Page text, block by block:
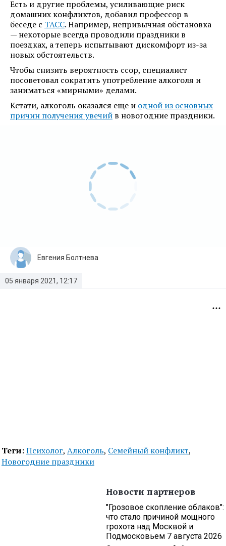
Есть и другие проблемы, усиливающие риск
домашних конфликтов, добавил профессор в
беседе с ТАСС. Например, непривычная обстановка
— некоторые всегда проводили праздники в
поездках, а теперь испытывают дискомфорт из-за
новых обстоятельств.
Чтобы снизить вероятность ссор, специалист
посоветовал сократить употребление алкоголя и
заниматься «мирными» делами.
Кстати, алкоголь оказался еще и одной из основных
причин получения увечий в новогодние праздники.
05 января 2021, 12:17
Евгения Болтнева
Теги:Психолог, Алкоголь, Семейный конфликт,
Новогодние праздники
Новости партнеров
"Грозовое скопление облаков":
что стало причиной мощного
грохота над Москвой и
Подмосковьем 7 августа 2026